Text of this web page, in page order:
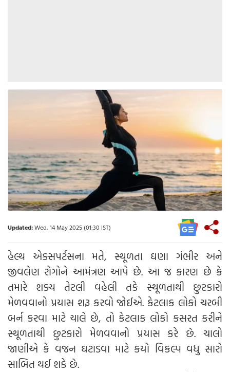
Updated:Wed, 14 May 2025 (01:30 IST)
હેલ્થ એક્સપર્ટસના મતે, સ્થૂળતા ઘણા ગંભીર અને
જીવલેણ રોગોને આમંત્રણ આપે છે. આ જ કારણ છે કે
તમારે શક્ય તેટલી વહેલી તકે સ્થૂળતાથી છુટકારો
મેળવવાનો પ્રયાસ શરૂ કરવો જોઈએ. કેટલાક લોકો ચરબી
બર્ન કરવા માટે ચાલે છે, તો કેટલાક લોકો કસરત કરીને
સ્થૂળતાથી છુટકારો મેળવવાનો પ્રયાસ કરે છે. ચાલો
જાણીએ કે વજન ઘટાડવા માટે કયો વિકલ્પ વધુ સારો
સાબિત થઈ શકે છે.